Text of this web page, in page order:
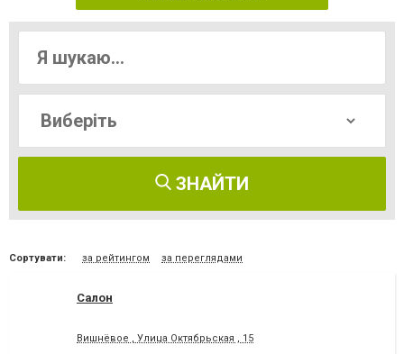
ЗНАЙТИ
Сортувати: за рейтингом за переглядами
Салон
Вишнёвое , Улица Октябрьская , 15